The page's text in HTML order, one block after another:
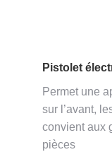
Pistolet
Permet une
sur l’avant,
convient aux
pièces